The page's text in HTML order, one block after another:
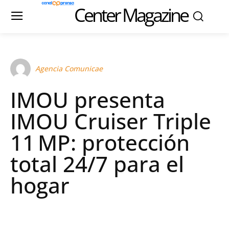
Center Magazine
Agencia Comunicae
IMOU presenta
IMOU Cruiser Triple
11 MP: protección
total 24/7 para el
hogar